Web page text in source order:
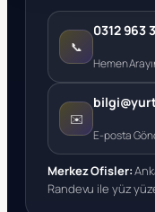
📞
0312 963
Hemen
✉️
E-posta
Merkez Ofisler:
Randevu ile yüz